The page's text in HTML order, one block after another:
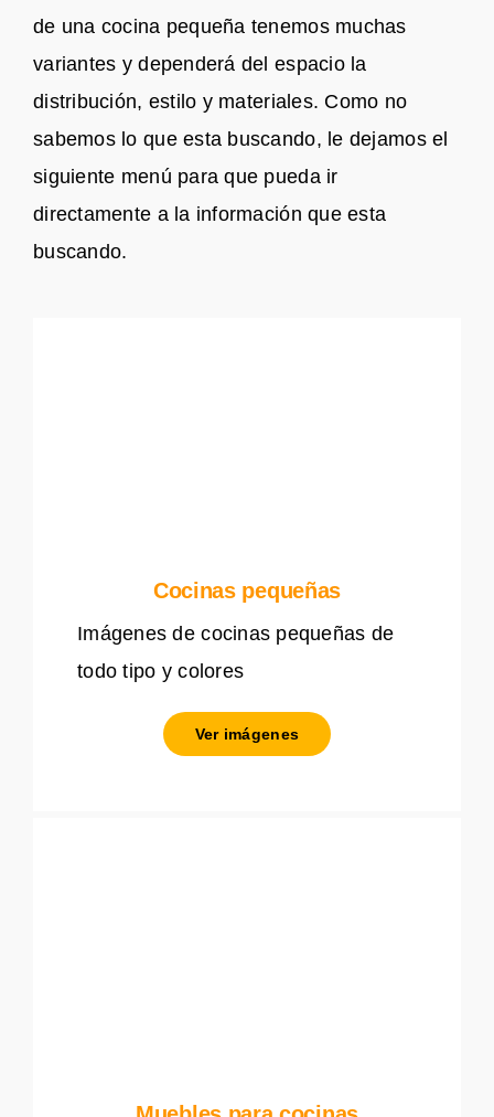
de una cocina pequeña tenemos muchas
variantes y dependerá del espacio la
distribución, estilo y materiales. Como no
sabemos lo que esta buscando, le dejamos el
siguiente menú para que pueda ir
directamente a la información que esta
buscando.
Cocinas pequeñas
Imágenes de cocinas pequeñas de
todo tipo y colores
Ver imágenes